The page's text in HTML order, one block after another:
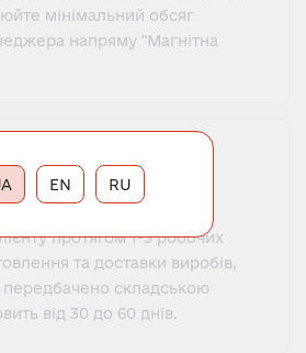
мінімальний обсяг
напряму "Магнітна
замовлення
вироби, які є на складі,
протягом 1-3 робочих
та доставки виробів,
передбачено складською
від 30 до 60 днів.
RU
EN